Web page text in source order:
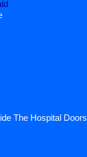
The Hospital Doors